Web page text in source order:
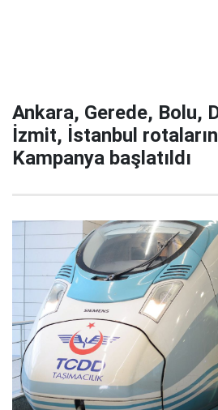
Ankara, Gerede, Bolu,
İzmit, İstanbul
Kampanya başlatıldı